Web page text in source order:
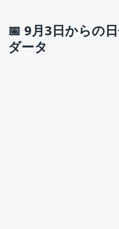
📅 9月3日からの
ダータ